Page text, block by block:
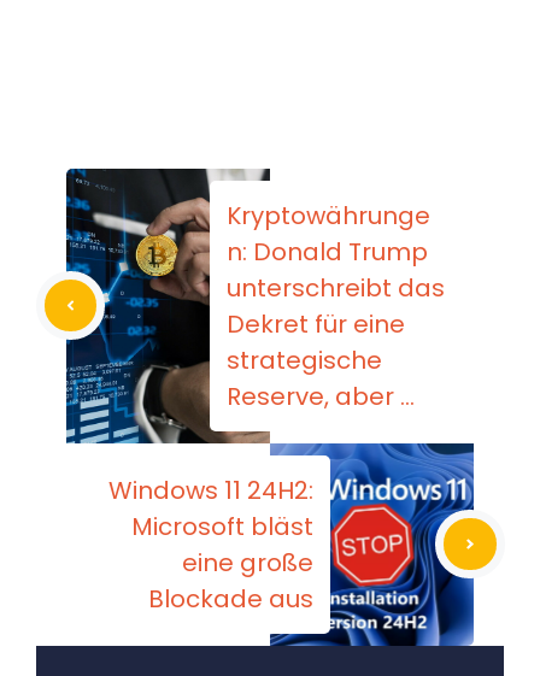
Kryptowährunge
n: Donald Trump
unterschreibt das
Dekret für eine
strategische
Reserve, aber …
Windows 11 24H2:
Microsoft bläst
eine große
Blockade aus